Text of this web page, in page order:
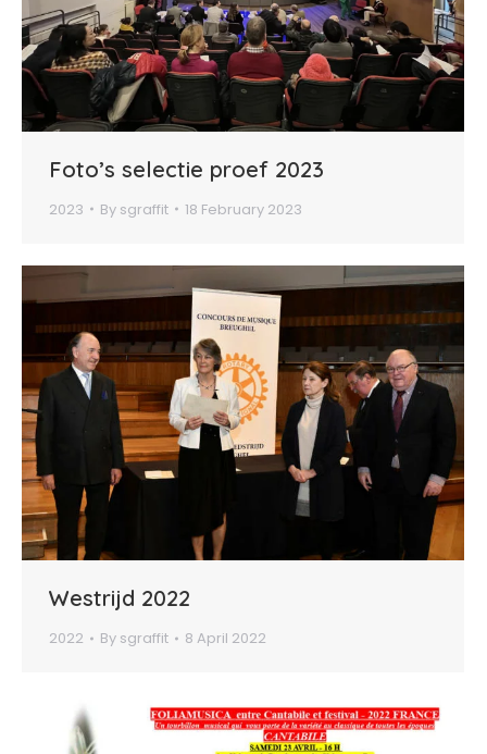
Foto’s selectie proef 2023
2023 By sgraffit 18 February 2023
Westrijd 2022
2022 By sgraffit 8 April 2022